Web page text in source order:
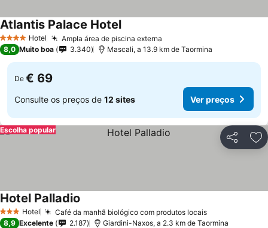
4 EstrelasHotel Ampla área de piscina externa
Atlantis Palace HotelVer preços
8,0 Muito boa 3.340 Mascali, a 13.9 km de Taormina
De € 69
Consulte os preços de 12 sites Ver preços
Partilhar
Escolha popular
3 EstrelasHotel Café da manhã biológico com produtos locaisVer preços
Hotel Palladio
8,9 Excelente 2.187 Giardini-Naxos, a 2.3 km de Taormina